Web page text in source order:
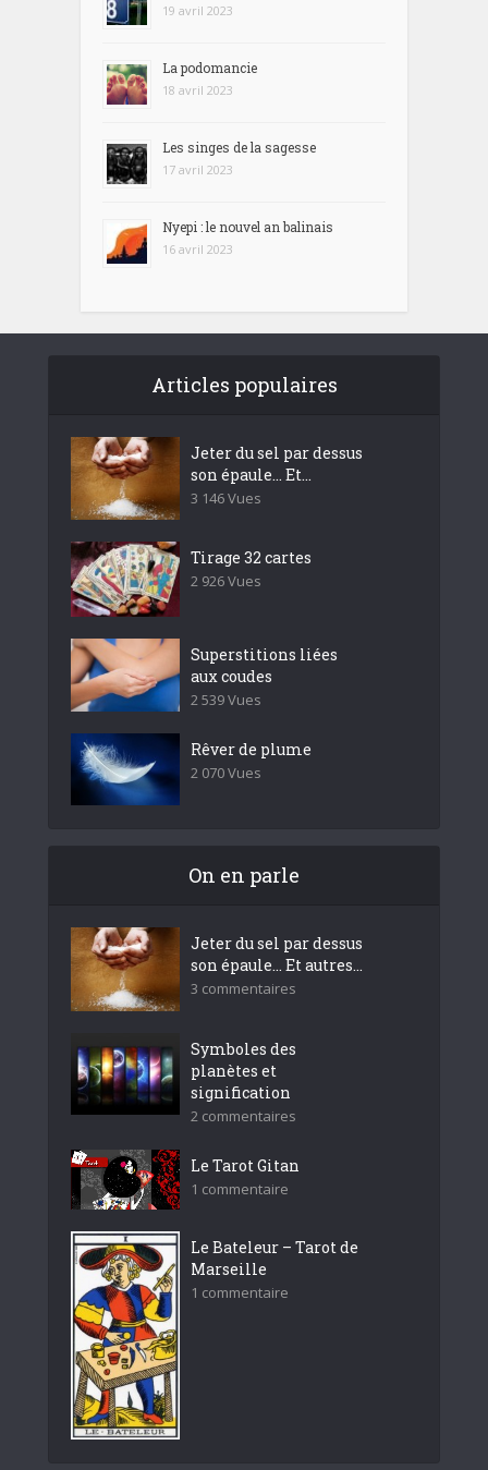
19 avril 2023
La podomancie
18 avril 2023
Les singes de la sagesse
17 avril 2023
Nyepi : le nouvel an balinais
16 avril 2023
Articles populaires
Jeter du sel par dessus
son épaule… Et...
3 146 Vues
Tirage 32 cartes
2 926 Vues
Superstitions liées
aux coudes
2 539 Vues
Rêver de plume
2 070 Vues
On en parle
Jeter du sel par dessus
son épaule… Et autres...
3 commentaires
Symboles des
planètes et
signification
2 commentaires
Le Tarot Gitan
1 commentaire
Le Bateleur – Tarot de
Marseille
1 commentaire